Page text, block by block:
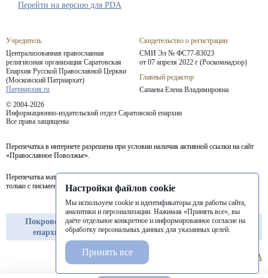
Учредитель
Централизованная православная
религиозная организация Саратовская
Епархия Русской Православной Церкви
(Московский Патриархат)
Патриархия.ru
Свидетельство о регистрации
СМИ Эл № ФС77-83023
от 07 апреля 2022 г (Роскомнадзор)
Главный редактор
Сапаева Елена Владимировна
© 2004-2026
Информационно-издательский отдел Саратовской епархии
Все права защищены
Перепечатка в интернете разрешена при условии наличия активной ссылки на сайт
«Православное Поволжье».
Перепечатка материалов портала в печатных изданиях (книгах, прессе) возможна
только с письменного разрешения редакции.
Покровская
епархия
Балашовская
епархия
Балаковская
епархия
Перейти на версию для PDA
Настройки файлов cookie
Мы используем cookie и идентификаторы для работы сайта,
аналитики и персонализации. Нажимая «Принять все», вы
даёте отдельное конкретное и информированное согласие на
обработку персональных данных для указанных целей.
Принять все